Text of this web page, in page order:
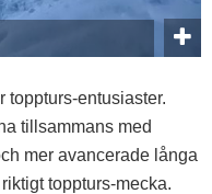
toppturs-entusiaster.
tillsammans med
mer avancerade långa
toppturs-mecka.